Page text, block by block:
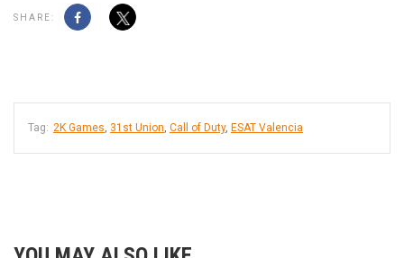
SHARE:
Tag: 2K Games, 31st Union, Call of Duty, ESAT Valencia